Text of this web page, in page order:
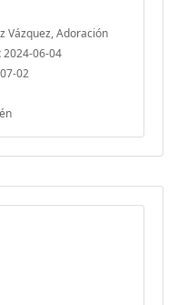
Vázquez, Adoración
2024-06-04
02